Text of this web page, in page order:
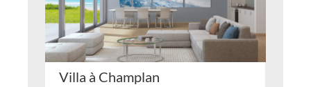
Villa à Champlan